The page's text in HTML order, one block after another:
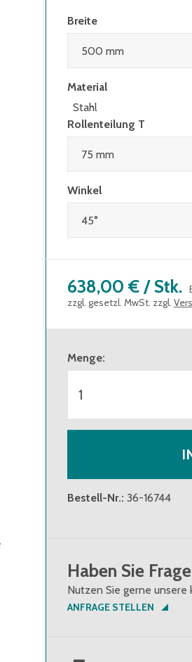
Breite
Material
Stahl
Rollenteilung T
Winkel
638,00 € / Stk.
zzgl. gesetzl. MwSt. zzgl.
Menge:
Bestell-Nr.: 36-16744
Haben Sie
Nutzen Sie gerne unsere
ANFRAGE STELLEN